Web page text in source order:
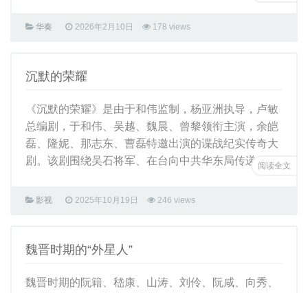
华奏 2026年2月10日 178 views
沉默的荣耀
《沉默的荣耀》是由于和伟监制，杨亚洲执导，卢敏
总编剧，于和伟、吴越、魏晨、曾黎领衔主演，余皑
磊、隆妮、那志东、曹磊特邀出演的谍战纪实传奇大
剧。该剧围绕吴石将军、在台向中共华东局传递 ...
影视 2025年10月19日 246 views
阅读全文
魏晋时期的“外星人”
魏晋时期的阮籍、嵇康、山涛、刘伶、阮咸、向秀、